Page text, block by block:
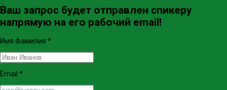
Ваш запрос будет отправлен спикеру
напрямую на его рабочий email!
Имя Фамилия *
Email *